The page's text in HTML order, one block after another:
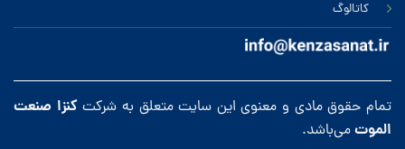
کاتالوگ
تمام حقوق مادی و معنوی این سایت متعلق به شرکتکنزا صنعت
الموتمی‌باشد.